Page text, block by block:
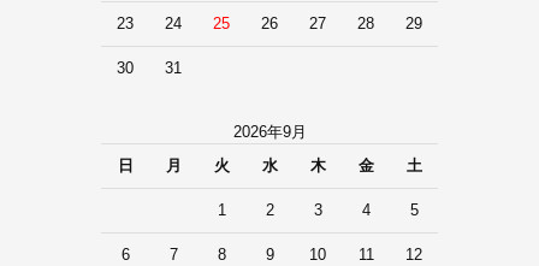
23 24 25 26 27 28 29
30 31
2026年9月
日
月 火 水 木 金 土
1 2 3 4 5
6 7 8 9 10 11 12